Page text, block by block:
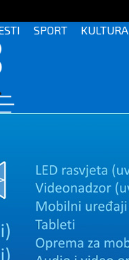
SPORT KULTURA